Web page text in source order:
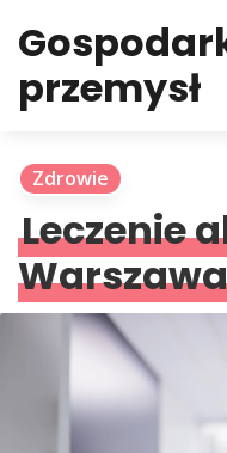
przemysł
Zdrowie
Leczenie
Warszawa